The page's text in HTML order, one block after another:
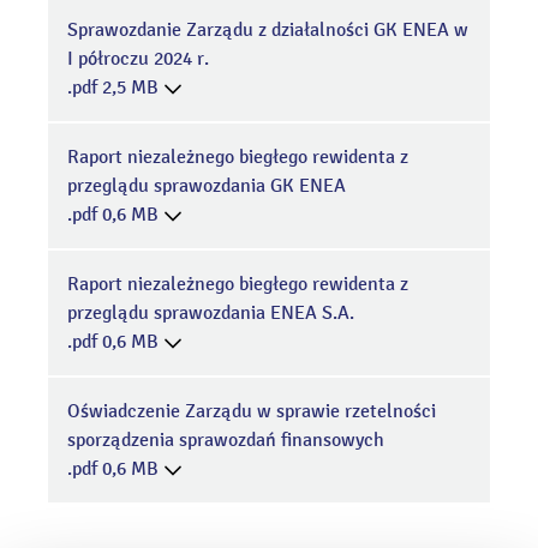
Sprawozdanie Zarządu z działalności GK ENEA w
I półroczu 2024 r.
.pdf 2,5 MB
Raport niezależnego biegłego rewidenta z
przeglądu sprawozdania GK ENEA
.pdf 0,6 MB
Raport niezależnego biegłego rewidenta z
przeglądu sprawozdania ENEA S.A.
.pdf 0,6 MB
Oświadczenie Zarządu w sprawie rzetelności
sporządzenia sprawozdań finansowych
.pdf 0,6 MB